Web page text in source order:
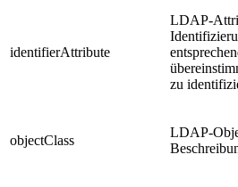
identifierAttribute
LDAP-
zu
objectClass
LDAP-